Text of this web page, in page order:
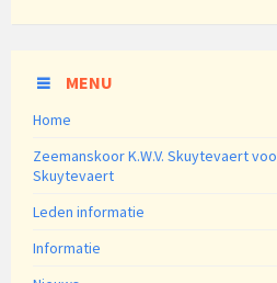
MENU
Home
Zeemanskoor K.W.V. Skuytevaert
Skuytevaert
Leden informatie
Informatie